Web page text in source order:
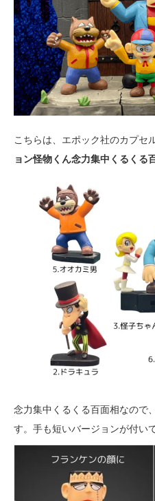
こちらは、エポック社のカプセ
ョン怪物くん念力集中くるくる
念力集中くるくる百面相なので
す。手も短いバージョンが付い